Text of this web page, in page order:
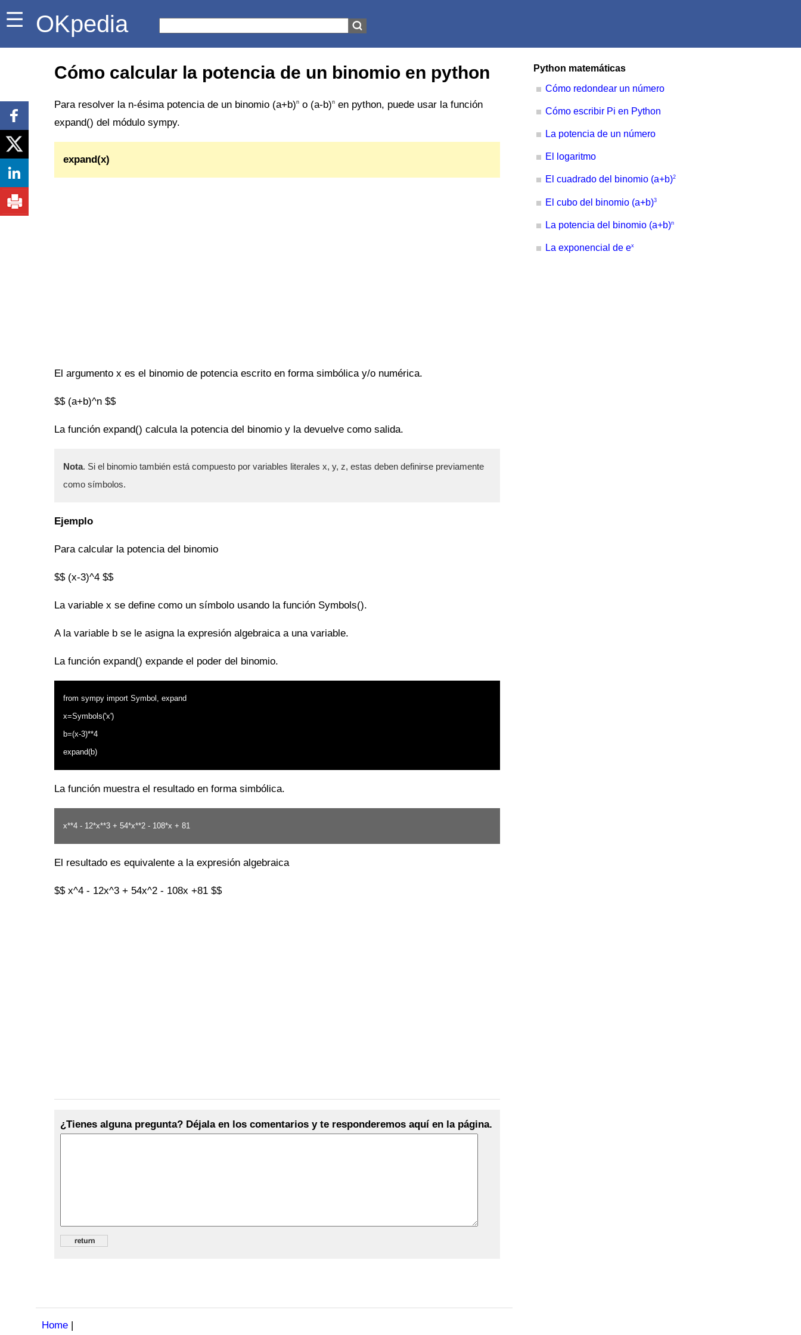
OKpedia
Cómo calcular la potencia de un binomio en python
Para resolver la n-ésima potencia de un binomio (a+b)n o (a-b)n en python, puede usar la función
expand() del módulo sympy.
expand(x)
El argumento x es el binomio de potencia escrito en forma simbólica y/o numérica.
$$ (a+b)^n $$
La función expand() calcula la potencia del binomio y la devuelve como salida.
Nota. Si el binomio también está compuesto por variables literales x, y, z, estas deben definirse previamente
como símbolos.
Ejemplo
Para calcular la potencia del binomio
$$ (x-3)^4 $$
La variable x se define como un símbolo usando la función Symbols().
A la variable b se le asigna la expresión algebraica a una variable.
La función expand() expande el poder del binomio.
from sympy import Symbol, expand
x=Symbols('x')
b=(x-3)**4
expand(b)
La función muestra el resultado en forma simbólica.
x**4 - 12*x**3 + 54*x**2 - 108*x + 81
El resultado es equivalente a la expresión algebraica
$$ x^4 - 12x^3 + 54x^2 - 108x +81 $$
¿Tienes alguna pregunta? Déjala en los comentarios y te responderemos aquí en la página.
Home |
Python matemáticas
Cómo redondear un número
Cómo escribir Pi en Python
La potencia de un número
El logaritmo
El cuadrado del binomio (a+b)2
El cubo del binomio (a+b)3
La potencia del binomio (a+b)n
La exponencial de ex